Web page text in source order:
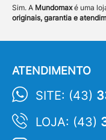
Sim. A Mundomaxé uma
originais, garantia e
ATENDIMENTO
SITE: (43)
LOJA: (43)